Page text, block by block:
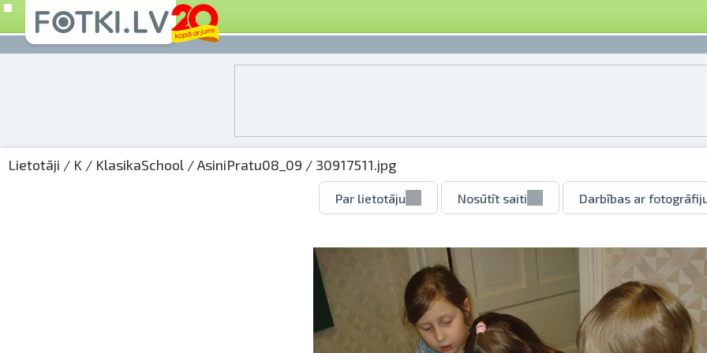
Lietotāji / K / KlasikaSchool /AsiniPratu08_09 / 30917511.jpg
Par lietotāju Nosūtīt saiti Darbības ar